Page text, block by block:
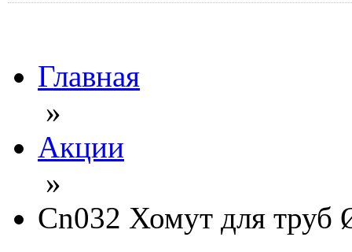
Главная
»
Акции
»
Cn032 Хомут для